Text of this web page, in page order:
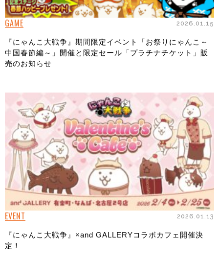
GAME 2026.01.15
『にゃんこ大戦争』期間限定イベント「お祭りにゃんこ～
中国春節編～」開催と限定セール「プラチナチケット」販
売のお知らせ
EVENT 2026.01.13
『にゃんこ大戦争』×and GALLERYコラボカフェ開催決
定！